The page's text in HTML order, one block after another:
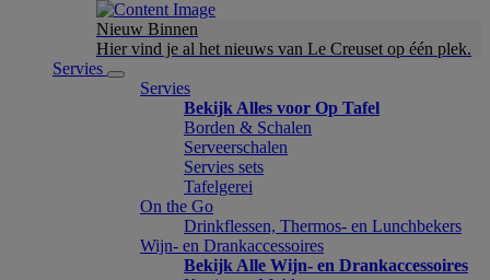
Nieuw Binnen
Hier vind je al het nieuws van Le Creuset op één plek.
Servies
Servies
Bekijk Alles voor Op Tafel
Borden & Schalen
Serveerschalen
Servies sets
Tafelgerei
On the Go
Drinkflessen, Thermos- en Lunchbekers
Wijn- en Drankaccessoires
Bekijk Alle Wijn- en Drankaccessoires